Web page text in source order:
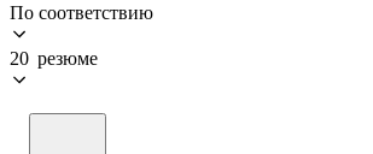
По соответствию
20 резюме